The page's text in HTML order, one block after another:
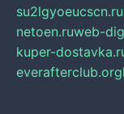
su2lgyoeucscn.ru
netoen.ruweb-
kuper-
everafterclub.org